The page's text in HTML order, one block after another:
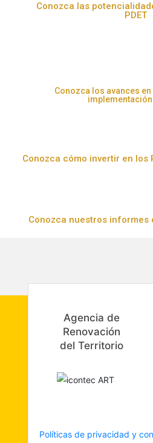
Conozca las
PDET
Conozca los avances
implementación
Conozca cómo invertir en los
Conozca nuestros informes
Agencia de
Renovación
del Territorio
Políticas de privacidad y